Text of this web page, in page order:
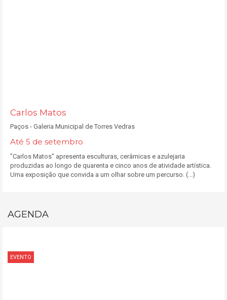
Carlos Matos
Paços - Galeria Municipal de Torres Vedras
Até 5 de setembro
"Carlos Matos" apresenta esculturas, cerâmicas e azulejaria
produzidas ao longo de quarenta e cinco anos de atividade artística.
Uma exposição que convida a um olhar sobre um percurso. (...)
AGENDA
EVENTO